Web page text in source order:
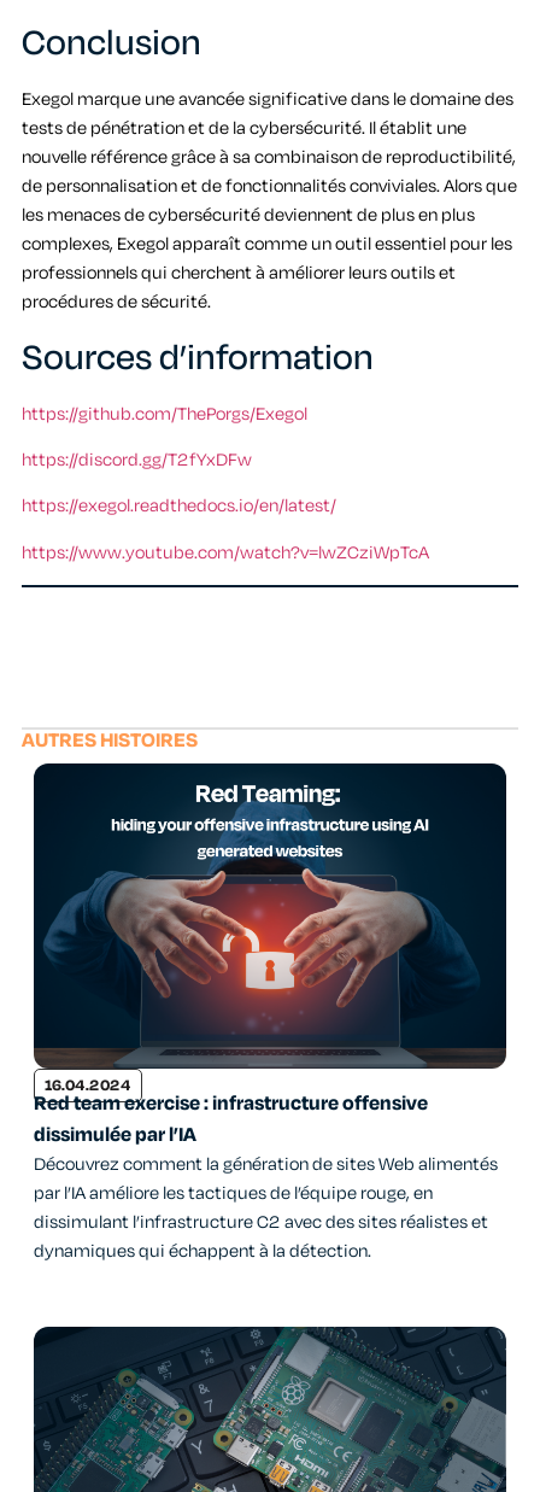
Conclusion
Exegol marque une avancée significative dans le domaine des
tests de pénétration et de la cybersécurité. Il établit une
nouvelle référence grâce à sa combinaison de reproductibilité,
de personnalisation et de fonctionnalités conviviales. Alors que
les menaces de cybersécurité deviennent de plus en plus
complexes, Exegol apparaît comme un outil essentiel pour les
professionnels qui cherchent à améliorer leurs outils et
procédures de sécurité.
Sources d’information
https://github.com/ThePorgs/Exegol
https://discord.gg/T2fYxDFw
https://exegol.readthedocs.io/en/latest/
https://www.youtube.com/watch?v=lwZCziWpTcA
AUTRES HISTOIRES
16.04.2024
Red team exercise : infrastructure offensive
dissimulée par l’IA
Découvrez comment la génération de sites Web alimentés
par l’IA améliore les tactiques de l’équipe rouge, en
dissimulant l’infrastructure C2 avec des sites réalistes et
dynamiques qui échappent à la détection.